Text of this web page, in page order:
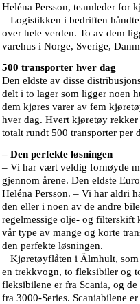
Heléna Persson, teamleder for
Logistikken i bedriften
over hele verden. To av dem
varehus i Norge, Sverige,
500 transporter hver dag
Den eldste av disse
delt i to lager som ligger noen
dem kjøres varer av fem
hver dag. Hvert kjøretøy
totalt rundt 500 transporter per
– Den perfekte løsningen
– Vi har vært veldig fornøyde
gjennom årene. Den eldste
Heléna Persson. – Vi har aldri
den eller i noen av de andre
regelmessige olje- og filterskift
vår type av mange og korte
den perfekte løsningen.
Kjøretøyflåten i Älmhult, som
en trekkvogn, to fleksibiler og
fleksibilene er fra Scania, og
fra 3000-Series. Scaniabilene